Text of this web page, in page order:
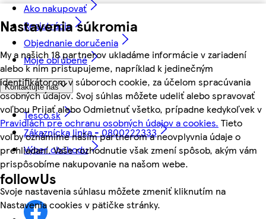
Nastavenia súkromia
My a našich 18 partnerov ukladáme informácie v zariadení
alebo k nim pristupujeme, napríklad k jedinečným
identifikátorom v súboroch cookie, za účelom spracúvania
osobných údajov. Svoj súhlas môžete udeliť alebo spravovať
voľbou Prijať alebo Odmietnuť všetko, prípadne kedykoľvek v
Pravidlách pre ochranu osobných údajov a cookies. Tieto
voľby oznámime našim partnerom a neovplyvnia údaje o
prehliadaní. Vaše rozhodnutie však zmení spôsob, akým vám
prispôsobíme nakupovanie na našom webe.
Svoje nastavenia súhlasu môžete zmeniť kliknutím na
Nastavenia cookies v pätičke stránky.
Ako nakupovať
Registrácia
Objednanie doručenia
Moje obľúbené
Kontaktujte nás
Tesco.sk
Zákaznícka linka - 0800222333
Výber obchodu
followUs